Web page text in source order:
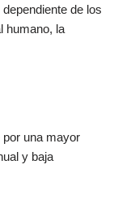
de los
humano, la
una mayor
y baja